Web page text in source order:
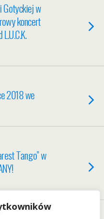
Gotyckiej w
koncert
2018 we
Tango” w